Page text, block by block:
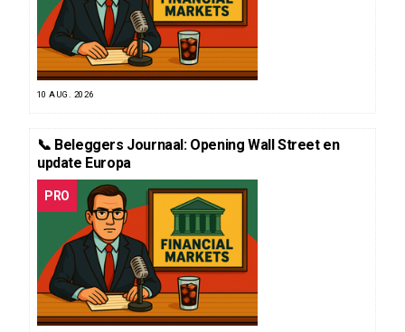
10 AUG. 2026
📞 Beleggers Journaal: Opening Wall Street en
update Europa
PRO